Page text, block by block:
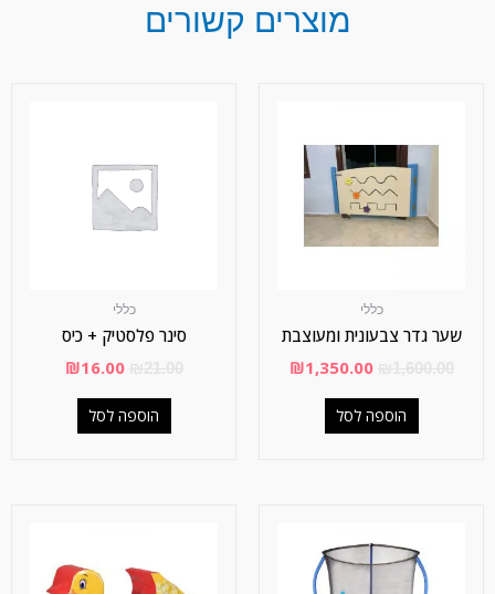
מוצרים קשורים
כללי
שער גדר צבעונית ומעוצבת
₪1,350.00
הוספה לסל
כללי
סינר פלסטיק + כיס
₪16.00
הוספה לסל